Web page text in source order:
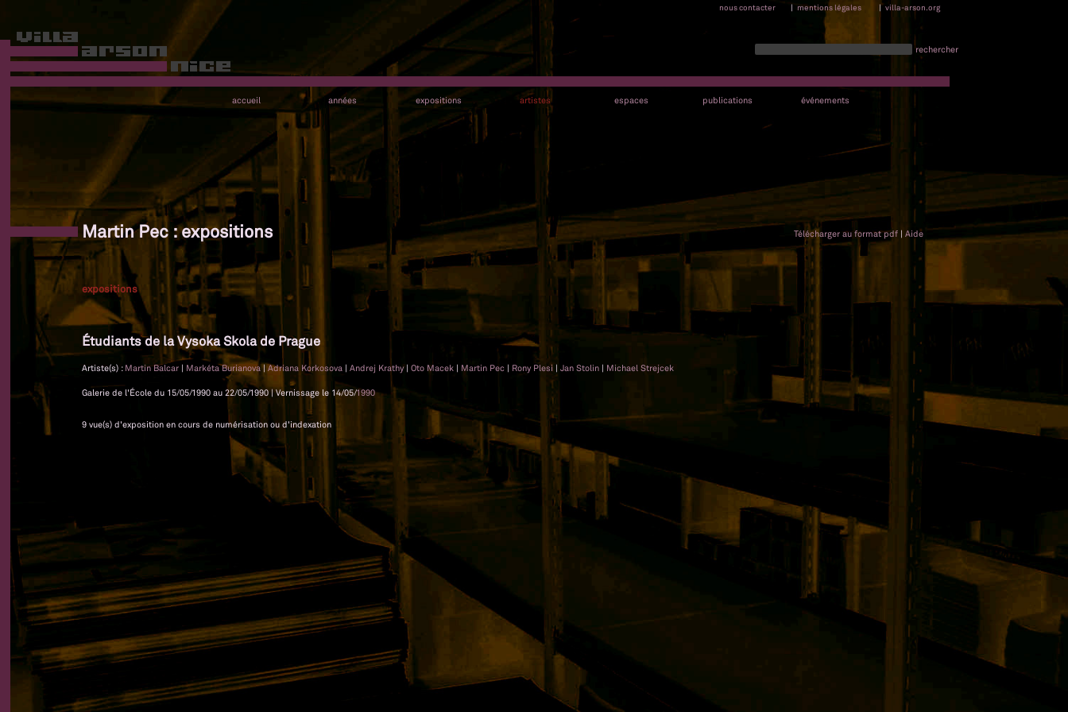
nous contacter | mentions légales | villa-arson.org
rechercher
accueil années expositions artistes espaces publications événements
Martin Pec : expositions Télécharger au format pdf | Aide
expositions
Étudiants de la Vysoka Skola de Prague
Artiste(s) : Martin Balcar | Markéta Burianova| Adriana Korkosova | Andrej Krathy | Oto Macek | Martin Pec | Rony Plesi | Jan Stolin | Michael Strejcek
Galerie de l'École du 15/05/1990 au 22/05/1990 | Vernissage le 14/05/1990
9 vue(s) d'exposition en cours de numérisation ou d'indexation